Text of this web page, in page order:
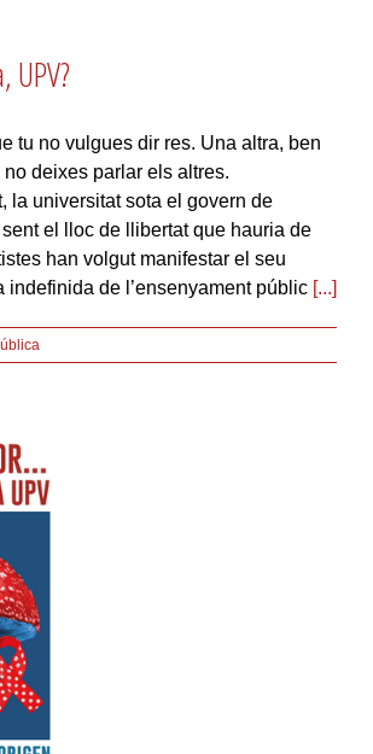
UPV?
tu no vulgues dir res. Una altra, ben
deixes parlar els altres.
la universitat sota el govern de
el lloc de llibertat que hauria de
han volgut manifestar el seu
indefinida de l’ensenyament públic [...]